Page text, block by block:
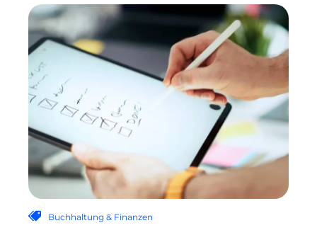
Buchhaltung & Finanzen